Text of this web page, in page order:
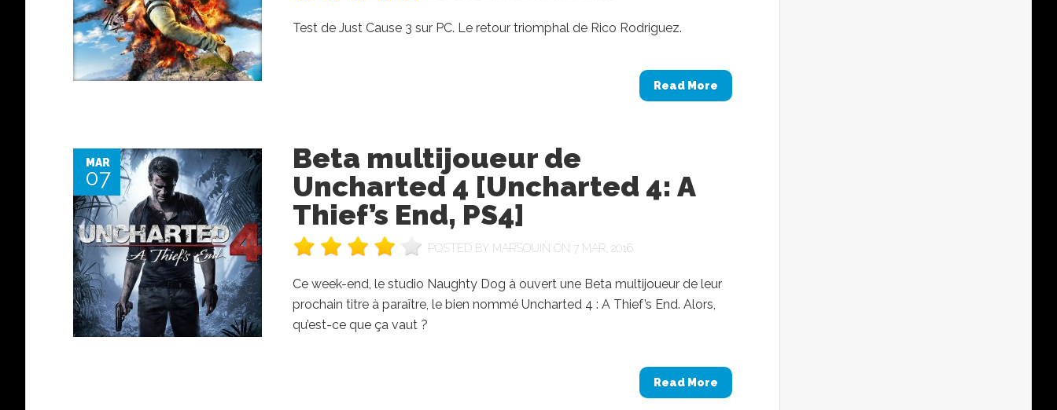
Test de Just Cause 3 sur PC. Le retour triomphal de Rico Rodriguez.
Read More
MAR
07
Beta multijoueur de
Uncharted 4 [Uncharted 4: A
Thief’s End, PS4]
POSTED BY MARSOUIN ON 7 MAR, 2016
Ce week-end, le studio Naughty Dog à ouvert une Beta multijoueur de leur
prochain titre à paraître, le bien nommé Uncharted 4 : A Thief’s End. Alors,
qu’est-ce que ça vaut ?
Read More